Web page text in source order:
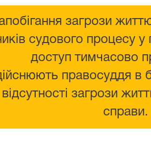
загрози
судового процесу у
доступ тимчасово
правосуддя в
загрози
справи.